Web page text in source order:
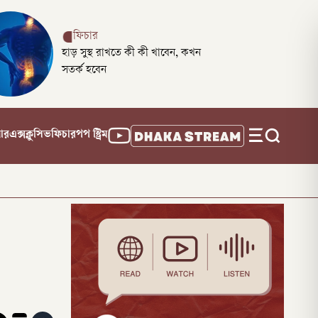
ফিচার
হাড় সুস্থ রাখতে কী কী খাবেন, কখন
সতর্ক হবেন
এক্সক্লুসিভফিচারপপ স্ট্রিম